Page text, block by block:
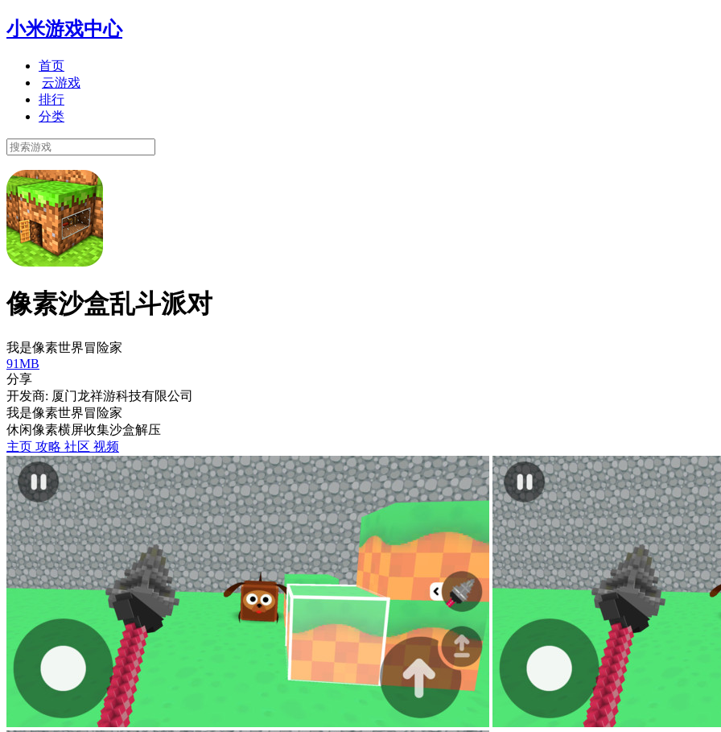
小米游戏中心
首页
云游戏
排行
分类
像素沙盒乱斗派对
我是像素世界冒险家
91MB
分享
开发商: 厦门龙祥游科技有限公司
我是像素世界冒险家
休闲像素横屏收集沙盒解压
主页 攻略 社区 视频